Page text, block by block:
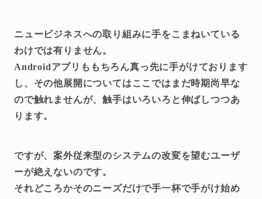
ニュービジネスへの取り組みに手をこまねいている
わけでは有りません。
Androidアプリももちろん真っ先に手がけております
し、その他展開についてはここではまだ時期尚早な
ので触れませんが、触手はいろいろと伸ばしつつあ
ります。
ですが、案外従来型のシステムの改変を望むユーザ
ーが絶えないのです。
それどころかそのニーズだけで手一杯で手がけ始め